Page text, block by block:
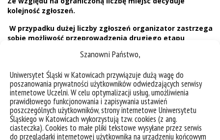
Szanowni Państwo,
Uniwersytet Śląski w Katowicach przywiązuje dużą wagę do
poszanowania prywatności użytkowników odwiedzających serwisy
internetowe Uczelni. W celu optymalizacji usług, umożliwienia
prawidłowego funkcjonowania i zapisywania ustawień
poszczególnych użytkowników, strony internetowe Uniwersytetu
Śląskiego w Katowicach wykorzystują tzw. cookies (z ang.
ciasteczka). Cookies to małe pliki tekstowe wysyłane przez serwis
do przeglądarki internetowej użytkownika na urządzeniu końcowym
kolejność zgłoszeń.
W przypadku dużej liczby zgłoszeń organizator zastrzega
sobie możliwość przeprowadzenia drugiego etapu
Na zakończenie edycji warsztatów uczestnicy wezmą udział w
wykładzie popularnonaukowym.
Każdy uczestnik otrzyma certyfikat uczestnictwa w projekcie oraz
suplement w zakresie warsztatów, w których brał udział.